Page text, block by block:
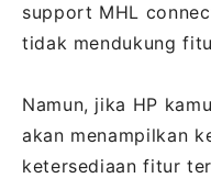
support MHL
tidak mendukung
Namun, jika HP
akan menampilkan
ketersediaan fitur